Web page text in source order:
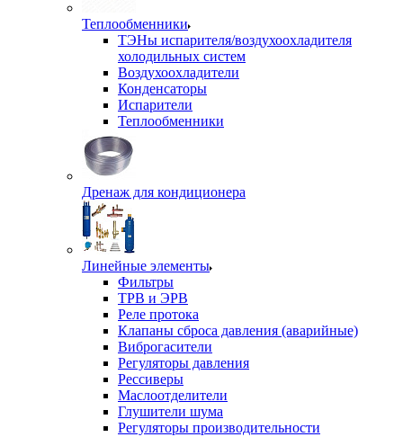
Теплообменники
ТЭНы испарителя/воздухоохладителя
холодильных систем
Воздухоохладители
Конденсаторы
Испарители
Теплообменники
Дренаж для кондиционера
Линейные элементы
Фильтры
ТРВ и ЭРВ
Реле протока
Клапаны сброса давления (аварийные)
Виброгасители
Регуляторы давления
Рессиверы
Маслоотделители
Глушители шума
Регуляторы производительности